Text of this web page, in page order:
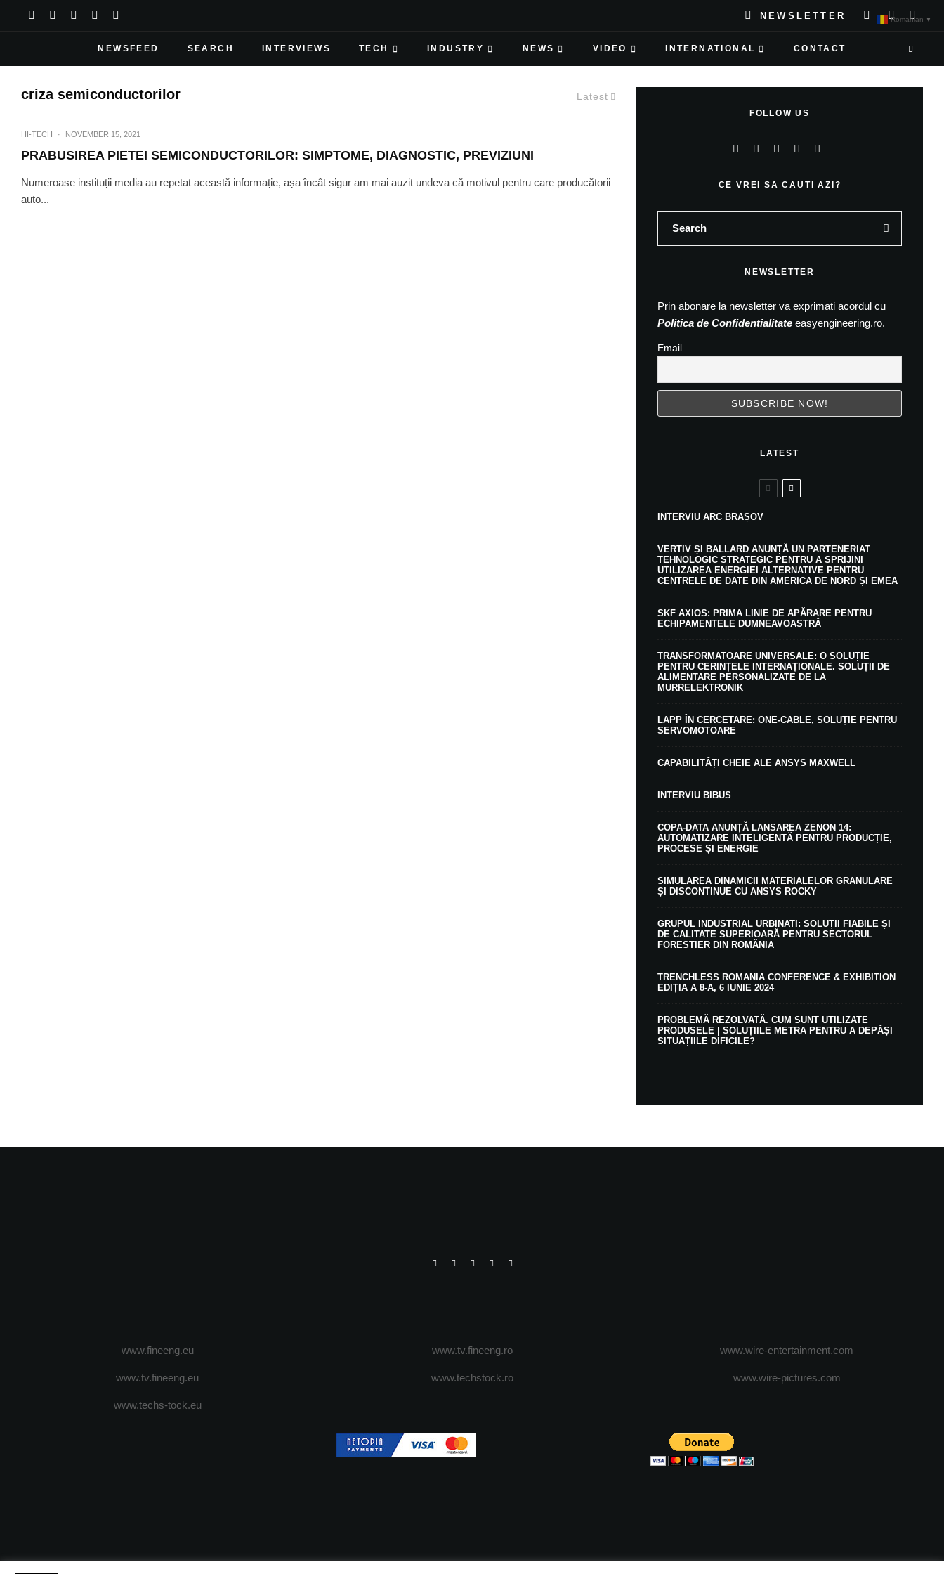
NEWSLETTER
NEWSFEED SEARCH INTERVIEWS TECH INDUSTRY NEWS VIDEO INTERNATIONAL CONTACT
Latest
criza semiconductorilor
HI-TECH · NOVEMBER 15, 2021
PRABUSIREA PIETEI SEMICONDUCTORILOR: SIMPTOME, DIAGNOSTIC, PREVIZIUNI
Numeroase instituții media au repetat această informație, așa încât sigur am mai auzit undeva că motivul pentru care producătorii
auto...
FOLLOW US
CE VREI SA CAUTI AZI?
NEWSLETTER
Prin abonare la newsletter va exprimati acordul cu
Politica de Confidentialitate easyengineering.ro.
Email
LATEST
INTERVIU ARC BRAȘOV
VERTIV ȘI BALLARD ANUNȚĂ UN PARTENERIAT
TEHNOLOGIC STRATEGIC PENTRU A SPRIJINI
UTILIZAREA ENERGIEI ALTERNATIVE PENTRU
CENTRELE DE DATE DIN AMERICA DE NORD ȘI EMEA
SKF AXIOS: PRIMA LINIE DE APĂRARE PENTRU
ECHIPAMENTELE DUMNEAVOASTRĂ
TRANSFORMATOARE UNIVERSALE: O SOLUȚIE
PENTRU CERINȚELE INTERNAȚIONALE. SOLUȚII DE
ALIMENTARE PERSONALIZATE DE LA
MURRELEKTRONIK
LAPP ÎN CERCETARE: ONE-CABLE, SOLUȚIE PENTRU
SERVOMOTOARE
CAPABILITĂȚI CHEIE ALE ANSYS MAXWELL
INTERVIU BIBUS
COPA-DATA ANUNȚĂ LANSAREA ZENON 14:
AUTOMATIZARE INTELIGENTĂ PENTRU PRODUCȚIE,
PROCESE ȘI ENERGIE
SIMULAREA DINAMICII MATERIALELOR GRANULARE
ȘI DISCONTINUE CU ANSYS ROCKY
GRUPUL INDUSTRIAL URBINATI: SOLUȚII FIABILE ȘI
DE CALITATE SUPERIOARĂ PENTRU SECTORUL
FORESTIER DIN ROMÂNIA
TRENCHLESS ROMANIA CONFERENCE & EXHIBITION
EDIȚIA A 8-A, 6 IUNIE 2024
PROBLEMĂ REZOLVATĂ. CUM SUNT UTILIZATE
PRODUSELE | SOLUȚIILE METRA PENTRU A DEPĂȘI
SITUAȚIILE DIFICILE?
www.fineeng.eu
www.tv.fineeng.eu
www.techs-tock.eu
www.tv.fineeng.ro
www.techstock.ro
www.wire-entertainment.com
www.wire-pictures.com
Romanian ▼